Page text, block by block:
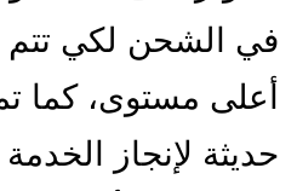
في الشحن لكي تتم
أعلى مستوى، كما
حديثة لإنجاز